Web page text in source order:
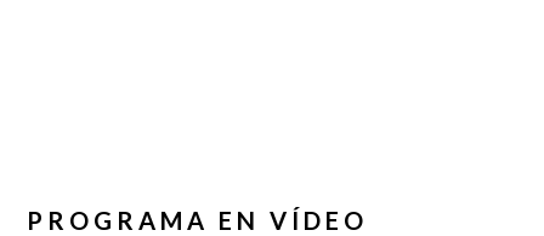
PROGRAMA EN VÍDEO